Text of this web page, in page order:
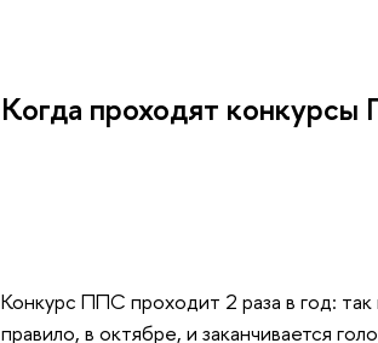
Когда проходят
Конкурс ППС проходит 2 раза в год:
правило, в октябре, и заканчивается